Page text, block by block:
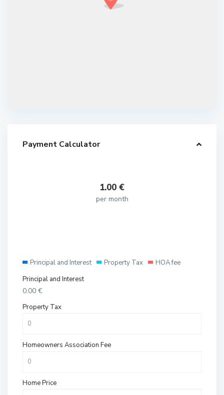
Payment Calculator
1.00 €
per month
Principal and Interest Property Tax
HOA fee
Principal and Interest
0.00 €
Property Tax
Homeowners Association Fee
Home Price